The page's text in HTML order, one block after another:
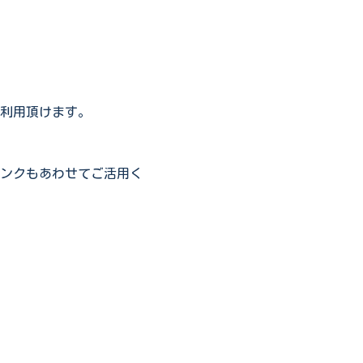
用頂けます。
クもあわせてご活用く